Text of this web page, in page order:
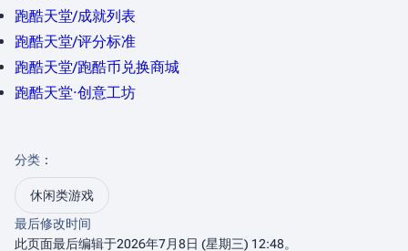
跑酷天堂/成就列表
跑酷天堂/评分标准
跑酷天堂/跑酷币兑换商城
跑酷天堂·创意工坊
分类 ：​
休闲类游戏
最后修改时间
此页面最后编辑于2026年7月8日 (星期三) 12:48。